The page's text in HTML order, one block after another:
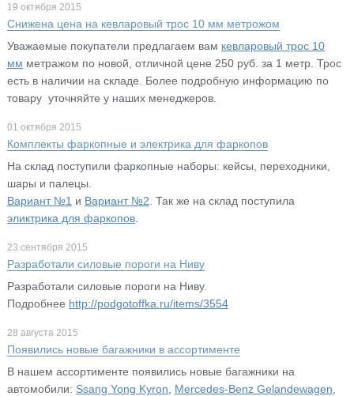
19 октября 2015
Снижена цена на кевларовый трос 10 мм метрожом
Уважаемые покупатели предлагаем вам кевларовый трос 10
мм метражом по новой, отличной цене 250 руб. за 1 метр. Трос
есть в наличии на складе. Более подробную информацию по
товару уточняйте у наших менеджеров.
01 октября 2015
Комплекты фаркопные и электрика для фаркопов
На склад поступили фаркопные наборы: кейсы, переходники,
шары и палецы.
Вариант №1 и Вариант №2 . Так же на склад поступила
эликтрика для фаркопов.
23 сентября 2015
Разработали силовые пороги на Ниву
Разработали силовые пороги на Ниву.
Подробнее http://podgotoffka.ru/items/3554
28 августа 2015
Появились новые багажники в ассортименте
В нашем ассортименте появились новые багажники на
автомобили: Ssang Yong Kyron Mercedes-Benz Gelandewagen